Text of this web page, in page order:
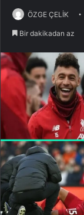
ÖZGE ÇELİK
Bir dakikadan az